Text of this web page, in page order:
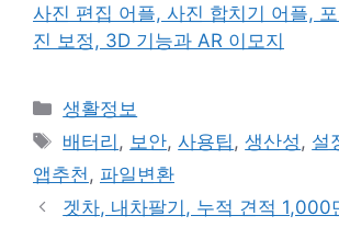
사진 편집 어플, 사진 합치기 어플,
진 보정, 3D 기능과 AR 이모지
카
테
고
리
생활정보
태
그
배터리 , 보안,사용팁 ,생산성 , 설
앱추천 , 파일변환
겟차, 내차팔기, 누적 견적 1,000